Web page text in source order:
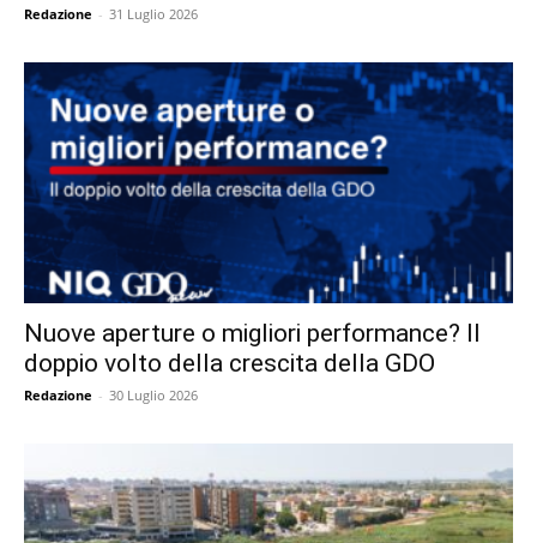
Redazione - 31 Luglio 2026
Nuove aperture o migliori performance? Il
doppio volto della crescita della GDO
Redazione - 30 Luglio 2026